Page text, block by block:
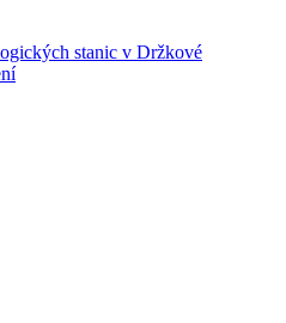
stanic v Držkové